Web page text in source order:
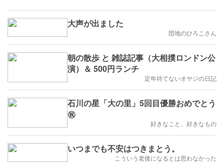
大声が出ました
団地のひろこさん
朝の散歩 と 雑誌記事（大相撲ロンドン公
演）＆ 500円ランチ
定年待てないオヤジの日記
石川の星「大の里」5回目優勝おめでとう
㊗️
好きなこと、好きなもの
いつまでも不安はつきまとう。
こういう老後になるとは思わなかった